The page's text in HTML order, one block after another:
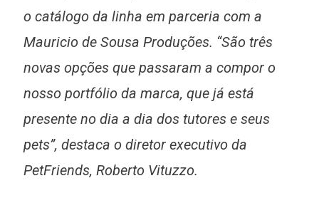
o catálogo da linha em parceria com a
Mauricio de Sousa Produções. “São três
novas opções que passaram a compor o
nosso portfólio da marca, que já está
presente no dia a dia dos tutores e seus
pets”, destaca o diretor executivo da
PetFriends, Roberto Vituzzo.